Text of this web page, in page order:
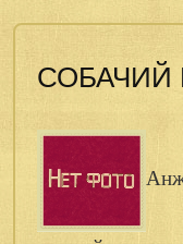
СОБАЧИЙ